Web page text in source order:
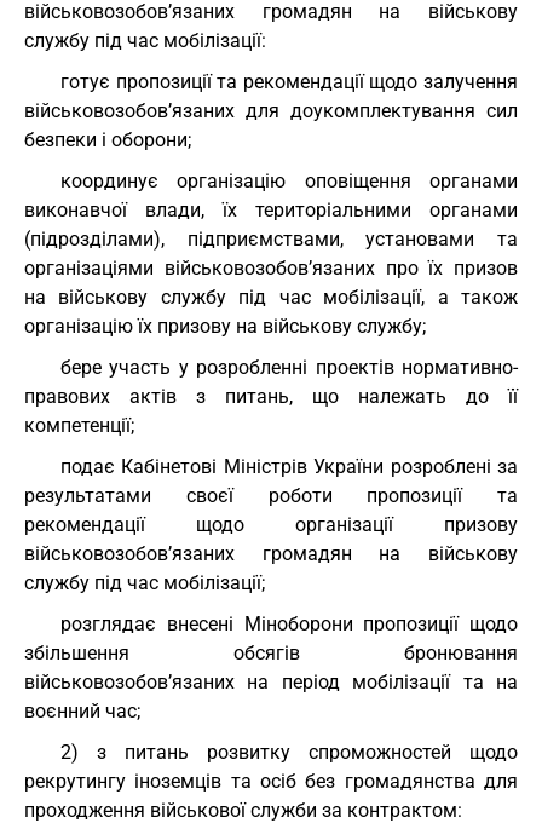
військовозобов’язаних громадян на військову
службу під час мобілізації:
готує пропозиції та рекомендації щодо залучення
військовозобов’язаних для доукомплектування сил
безпеки і оборони;
координує організацію оповіщення органами
виконавчої влади, їх територіальними органами
(підрозділами), підприємствами, установами та
організаціями військовозобов’язаних про їх призов
на військову службу під час мобілізації, а також
організацію їх призову на військову службу;
бере участь у розробленні проектів нормативно-
правових актів з питань, що належать до її
компетенції;
подає Кабінетові Міністрів України розроблені за
результатами своєї роботи пропозиції та
рекомендації щодо організації призову
військовозобов’язаних громадян на військову
службу під час мобілізації;
розглядає внесені Міноборони пропозиції щодо
збільшення обсягів бронювання
військовозобов’язаних на період мобілізації та на
воєнний час;
2) з питань розвитку спроможностей щодо
рекрутингу іноземців та осіб без громадянства для
проходження військової служби за контрактом: